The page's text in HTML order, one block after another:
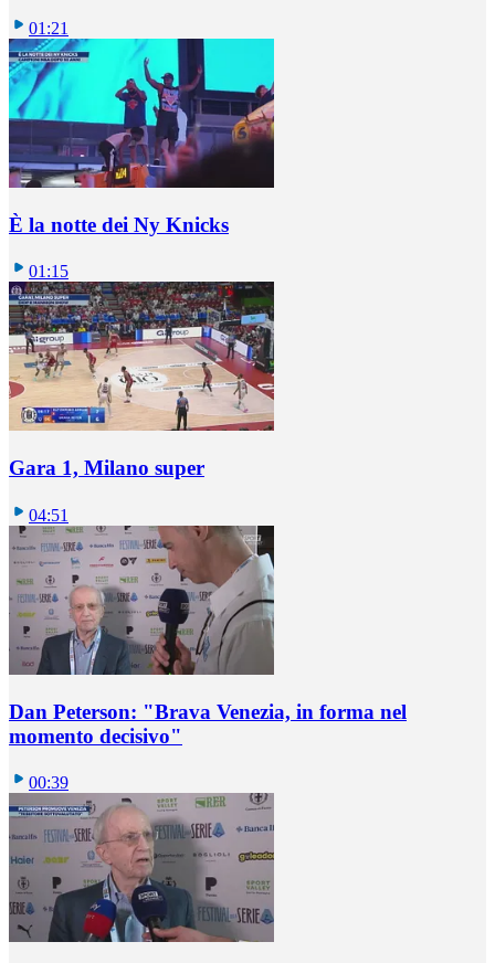
01:21
È la notte dei Ny Knicks
01:15
Gara 1, Milano super
04:51
Dan Peterson: "Brava Venezia, in forma nel
momento decisivo"
00:39